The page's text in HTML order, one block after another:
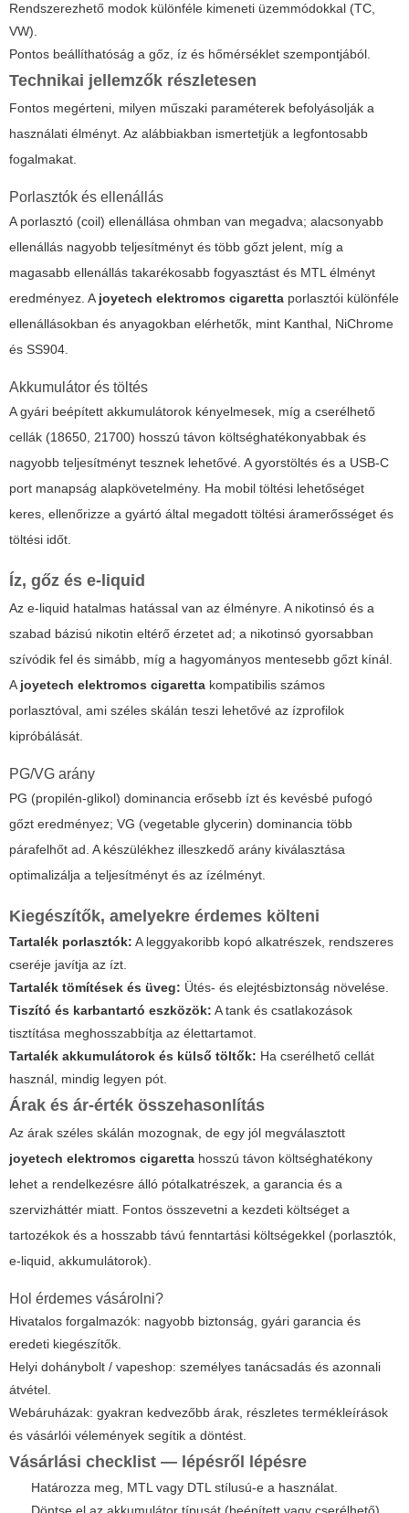
Rendszerezhető modok különféle kimeneti üzemmódokkal (TC,
VW).
Pontos beállíthatóság a gőz, íz és hőmérséklet szempontjából.
Technikai jellemzők részletesen
Fontos megérteni, milyen műszaki paraméterek befolyásolják a
használati élményt. Az alábbiakban ismertetjük a legfontosabb
fogalmakat.
Porlasztók és ellenállás
A porlasztó (coil) ellenállása ohmban van megadva; alacsonyabb
ellenállás nagyobb teljesítményt és több gőzt jelent, míg a
magasabb ellenállás takarékosabb fogyasztást és MTL élményt
eredményez. Ajoyetech elektromos cigaretta porlasztói különféle
ellenállásokban és anyagokban elérhetők, mint Kanthal, NiChrome
és SS904.
Akkumulátor és töltés
A gyári beépített akkumulátorok kényelmesek, míg a cserélhető
cellák (18650, 21700) hosszú távon költséghatékonyabbak és
nagyobb teljesítményt tesznek lehetővé. A gyorstöltés és a USB-C
port manapság alapkövetelmény. Ha mobil töltési lehetőséget
keres, ellenőrizze a gyártó által megadott töltési áramerősséget és
töltési időt.
Íz, gőz és e-liquid
Az e-liquid hatalmas hatással van az élményre. A nikotinsó és a
szabad bázisú nikotin eltérő érzetet ad; a nikotinsó gyorsabban
szívódik fel és simább, míg a hagyományos mentesebb gőzt kínál.
Ajoyetech elektromos cigaretta kompatibilis számos
porlasztóval, ami széles skálán teszi lehetővé az ízprofilok
kipróbálását.
PG/VG arány
PG (propilén-glikol) dominancia erősebb ízt és kevésbé pufogó
gőzt eredményez; VG (vegetable glycerin) dominancia több
párafelhőt ad. A készülékhez illeszkedő arány kiválasztása
optimalizálja a teljesítményt és az ízélményt.
Kiegészítők, amelyekre érdemes költeni
Tartalék porlasztók: A leggyakoribb kopó alkatrészek, rendszeres
cseréje javítja az ízt.
Tartalék tömítések és üveg: Ütés- és elejtésbiztonság növelése.
Tiszító és karbantartó eszközök: A tank és csatlakozások
tisztítása meghosszabbítja az élettartamot.
Tartalék akkumulátorok és külső töltők: Ha cserélhető cellát
használ, mindig legyen pót.
Árak és ár-érték összehasonlítás
Az árak széles skálán mozognak, de egy jól megválasztott
joyetech elektromos cigaretta hosszú távon költséghatékony
lehet a rendelkezésre álló pótalkatrészek, a garancia és a
szervizháttér miatt. Fontos összevetni a kezdeti költséget a
tartozékok és a hosszabb távú fenntartási költségekkel (porlasztók,
e-liquid, akkumulátorok).
Hol érdemes vásárolni?
Hivatalos forgalmazók: nagyobb biztonság, gyári garancia és
eredeti kiegészítők.
Helyi dohánybolt / vapeshop: személyes tanácsadás és azonnali
átvétel.
Webáruházak: gyakran kedvezőbb árak, részletes termékleírások
és vásárlói vélemények segítik a döntést.
Vásárlási checklist — lépésről lépésre
Határozza meg, MTL vagy DTL stílusú-e a használat.